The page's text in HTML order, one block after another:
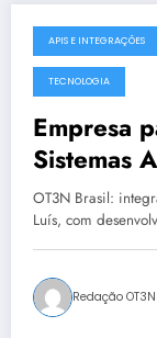
julho 19, 2025
APIS E INTEGRAÇÕES
TECNOLOGIA
Empresa
Sistemas
OT3N
OT3N Brasil:
Luís, com
Redação OT3N